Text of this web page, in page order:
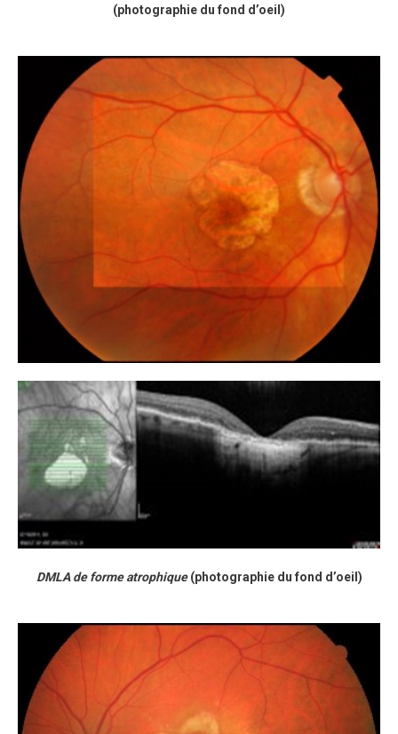
(photographie du fond d’oeil)
DMLA de forme atrophique(photographie du fond d’oeil)